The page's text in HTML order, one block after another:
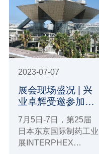
龙年开工后，铆足干劲
抢抓“开门好”的忙碌景
象进行关注报道。报道
发布后，引发广泛关
注。
2023-07-07
展会现场盛况 | 兴
业卓辉受邀参加第
25届日本东京国际
制药工业展
INTERPHEX
WEEK！
7月5日-7日，第25届
日本东京国际制药工业
展INTERPHEX